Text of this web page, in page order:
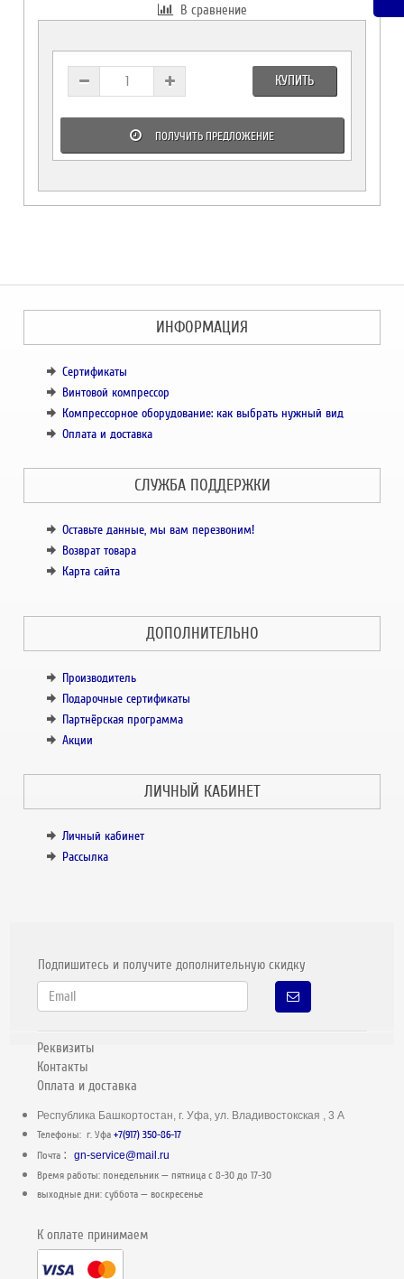
В сравнение
КУПИТЬ
ПОЛУЧИТЬ ПРЕДЛОЖЕНИЕ
ИНФОРМАЦИЯ
Сертификаты
Винтовой компрессор
Компрессорное оборудование: как выбрать нужный вид
Оплата и доставка
СЛУЖБА ПОДДЕРЖКИ
Оставьте данные, мы вам перезвоним!
Возврат товара
Карта сайта
ДОПОЛНИТЕЛЬНО
Производитель
Подарочные сертификаты
Партнёрская программа
Акции
ЛИЧНЫЙ КАБИНЕТ
Личный кабинет
Рассылка
Подпишитесь и получите дополнительную скидку
Реквизиты
Контакты
Оплата и доставка
Республика Башкортостан, г. Уфа, ул. Владивостокская , 3 А
Телефоны: г. Уфа+7(917) 350-86-17
Почта :gn-service@mail.ru
Время работы: понедельник — пятница c 8-30 до 17-30
выходные дни: суббота — воскресенье
К оплате принимаем